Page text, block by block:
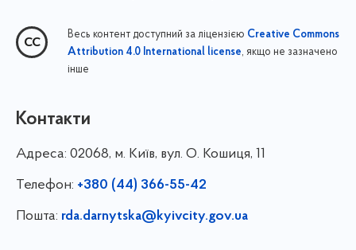
Весь контент доступний за ліцензією Creative Commons
Attribution 4.0 International license, якщо не зазначено
інше
Контакти
Адреса: 02068, м. Київ, вул. О. Кошиця, 11
Телефон: +380 (44) 366-55-42
Пошта: rda.darnytska@kyivcity.gov.ua